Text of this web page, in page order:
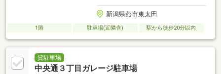
新潟県燕市東太田
1階 駐車場(近隣含) 駅から徒歩20分以内
貸駐車場
中央通３丁目ガレージ駐車場